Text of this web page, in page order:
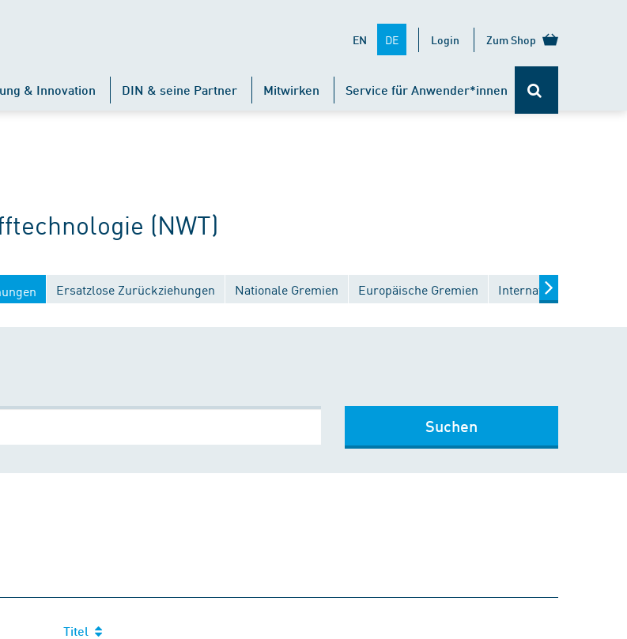
EN DE Login Zum Shop
& Innovation DIN & seine Partner Mitwirken Service für Anwender*innen
(NWT)
Ersatzlose Zurückziehungen Nationale Gremien Europäische Gremien Internationale Gremien
Suchen